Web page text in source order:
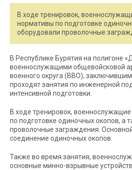
В ходе тренировок,
нормативы по подготовке
оборудовали проволочные
В Республике Бурятия на полигоне
военнослужащими общевойсковой
военного округа (ВВО),
проходят занятия по инженерной
интенсивной подготовки.
В ходе тренировок,
по подготовке одиночных окопов, а
проволочные заграждения.
соединение одиночных окопов.
Также во время занятия,
основные минно-взрывные